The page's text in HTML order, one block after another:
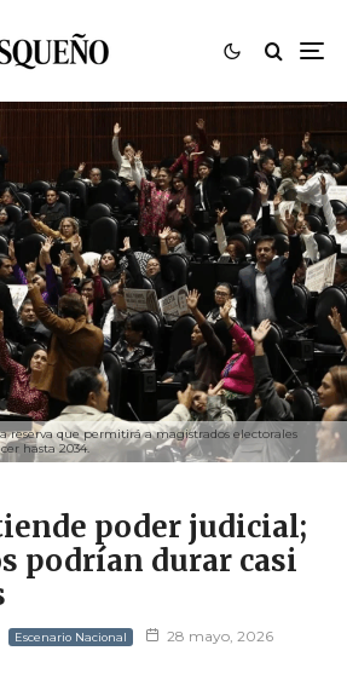
reserva que permitirá a magistrados electorales
hasta 2034.
poder judicial;
podrían durar casi
Escenario Nacional 28 mayo, 2026